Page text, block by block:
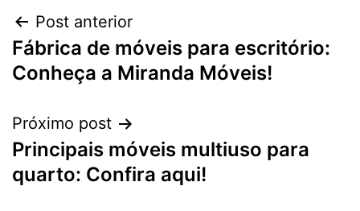
Post anterior
Fábrica de móveis para escritório:
Conheça a Miranda Móveis!
Próximo post
Principais móveis multiuso para
quarto: Confira aqui!